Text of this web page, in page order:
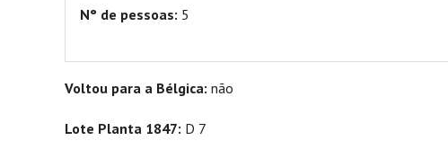
N° de pessoas: 5
Voltou para a Bélgica: não
Lote Planta 1847: D 7